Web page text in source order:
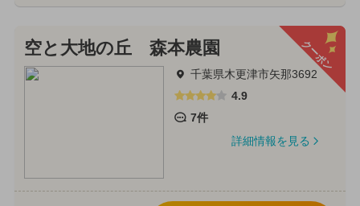
クーポン
空と大地の丘 森本農園
千葉県木更津市矢那3692
4.9
7件
詳細情報を見る